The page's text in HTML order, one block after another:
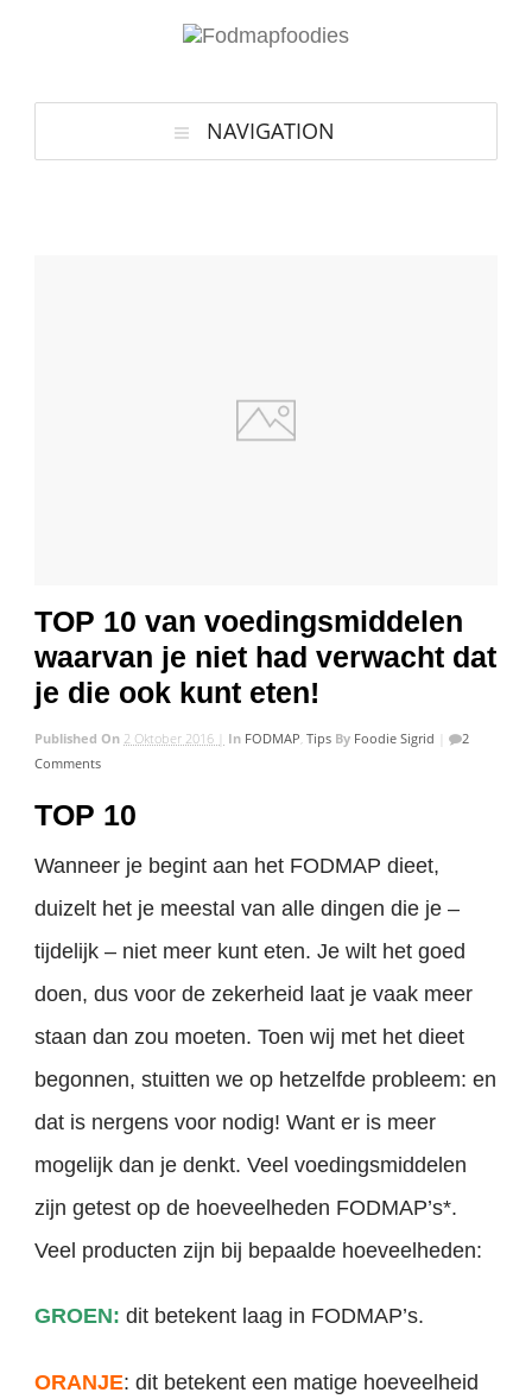
NAVIGATION
TOP 10 van voedingsmiddelen
waarvan je niet had verwacht dat
je die ook kunt eten!
Published On 2 Oktober 2016 | In FODMAP ,Tips By Foodie Sigrid
2
Comments
TOP 10
Wanneer je begint aan het FODMAP dieet,
duizelt het je meestal van alle dingen die je –
tijdelijk – niet meer kunt eten. Je wilt het goed
doen, dus voor de zekerheid laat je vaak meer
staan dan zou moeten. Toen wij met het dieet
begonnen, stuitten we op hetzelfde probleem: en
dat is nergens voor nodig! Want er is meer
mogelijk dan je denkt. Veel voedingsmiddelen
zijn getest op de hoeveelheden FODMAP’s*.
Veel producten zijn bij bepaalde hoeveelheden:
GROEN: dit betekent laag in FODMAP’s.
ORANJE: dit betekent een matige hoeveelheid